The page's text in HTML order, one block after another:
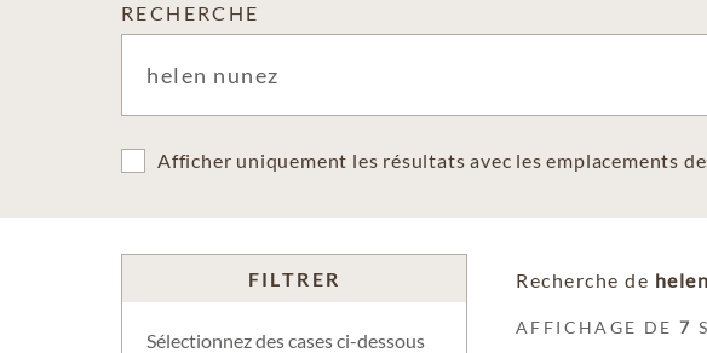
RECHERCHE
Afficher uniquement les résultats avec les emplacements
FILTRER
Sélectionnez des cases ci-dessous
Recherche de
AFFICHAGE DE7